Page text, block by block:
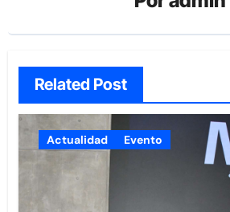
Related Post
Actualidad Evento